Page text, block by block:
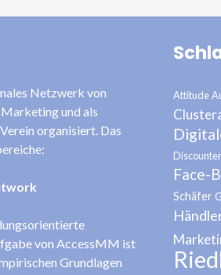
Netzwerk von
und als
organisiert. Das
von AccessMM ist
Grundlagen
Attitude
Discounter
Face-
Schäfer